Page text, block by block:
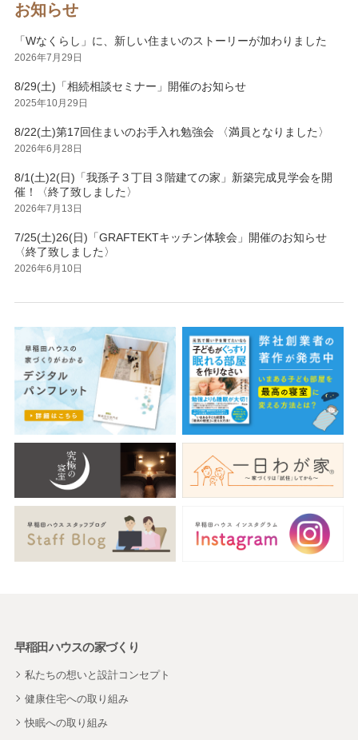
お知らせ
「Wなくらし」に、新しい住まいのストーリーが加わりました
2026年7月29日
8/29(土)「相続相談セミナー」開催のお知らせ
2025年10月29日
8/22(土)第17回住まいのお手入れ勉強会 〈満員となりました〉
2026年6月28日
8/1(土)2(日)「我孫子３丁目３階建ての家」新築完成見学会を開
催！〈終了致しました〉
2026年7月13日
7/25(土)26(日)「GRAFTEKTキッチン体験会」開催のお知らせ
〈終了致しました〉
2026年6月10日
早稲田ハウスの家づくり
私たちの想いと設計コンセプト
健康住宅への取り組み
快眠への取り組み